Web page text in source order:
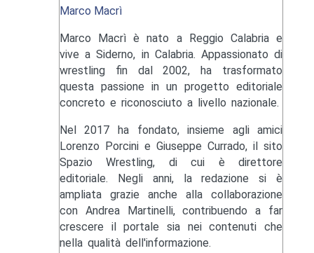
Marco Macrì
Marco Macrì è nato a Reggio Calabria e
vive a Siderno, in Calabria. Appassionato di
wrestling fin dal 2002, ha trasformato
questa passione in un progetto editoriale
concreto e riconosciuto a livello nazionale.
Nel 2017 ha fondato, insieme agli amici
Lorenzo Porcini e Giuseppe Currado, il sito
Spazio Wrestling, di cui è direttore
editoriale. Negli anni, la redazione si è
ampliata grazie anche alla collaborazione
con Andrea Martinelli, contribuendo a far
crescere il portale sia nei contenuti che
nella qualità dell'informazione.